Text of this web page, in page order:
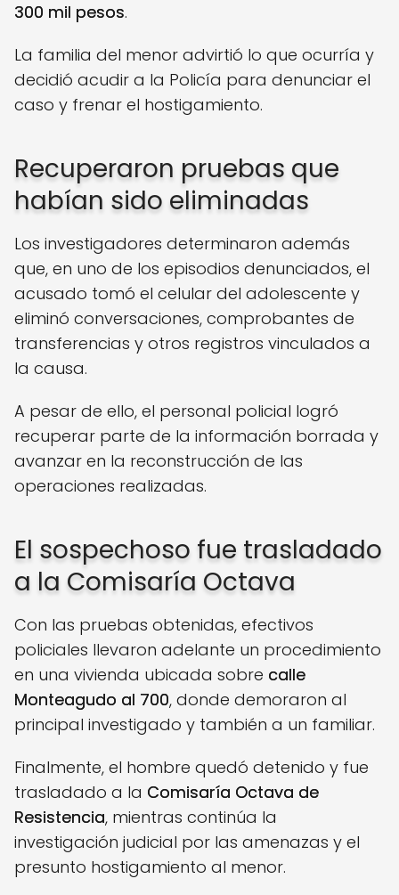
300 mil pesos.
La familia del menor advirtió lo que ocurría y
decidió acudir a la Policía para denunciar el
caso y frenar el hostigamiento.
Recuperaron pruebas que
habían sido eliminadas
Los investigadores determinaron además
que, en uno de los episodios denunciados, el
acusado tomó el celular del adolescente y
eliminó conversaciones, comprobantes de
transferencias y otros registros vinculados a
la causa.
A pesar de ello, el personal policial logró
recuperar parte de la información borrada y
avanzar en la reconstrucción de las
operaciones realizadas.
El sospechoso fue trasladado
a la Comisaría Octava
Con las pruebas obtenidas, efectivos
policiales llevaron adelante un procedimiento
en una vivienda ubicada sobre calle
Monteagudo al 700, donde demoraron al
principal investigado y también a un familiar.
Finalmente, el hombre quedó detenido y fue
trasladado a la Comisaría Octava de
Resistencia, mientras continúa la
investigación judicial por las amenazas y el
presunto hostigamiento al menor.